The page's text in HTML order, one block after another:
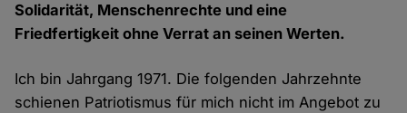
Solidarität, Menschenrechte und eine
Friedfertigkeit ohne Verrat an seinen Werten.
Ich bin Jahrgang 1971. Die folgenden Jahrzehnte
schienen Patriotismus für mich nicht im Angebot zu